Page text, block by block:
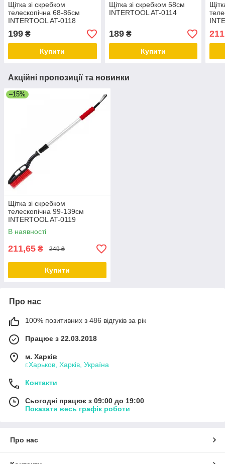
Щітка зі скребком
телескопічна 68-86см
INTERTOOL AT-0118
199 ₴
Купити
Щітка зі скребком 58см
INTERTOOL AT-0114
189₴
Купити
Акційні пропозиції та новинки
–15%
Щітка зі скребком
телескопічна 99-139см
INTERTOOL AT-0119
В наявності
211,65 ₴ 249 ₴
Купити
Про нас
100% позитивних з 486 відгуків за рік
Працює з 22.03.2018
м. Харків
г.Харьков, Харків, Україна
Контакти
Сьогодні працює з 09:00 до 19:00
Показати весь графік роботи
Про нас